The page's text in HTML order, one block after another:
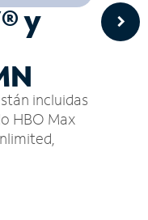
y
incluidas
HBO Max